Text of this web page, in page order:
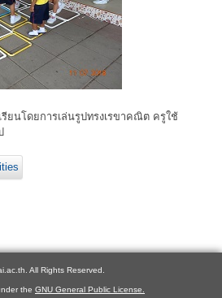
ยนโดยการเล่นรูปทรงเรขาคณิต ครูใช้
All Rights Reserved.
the GNU General Public License.